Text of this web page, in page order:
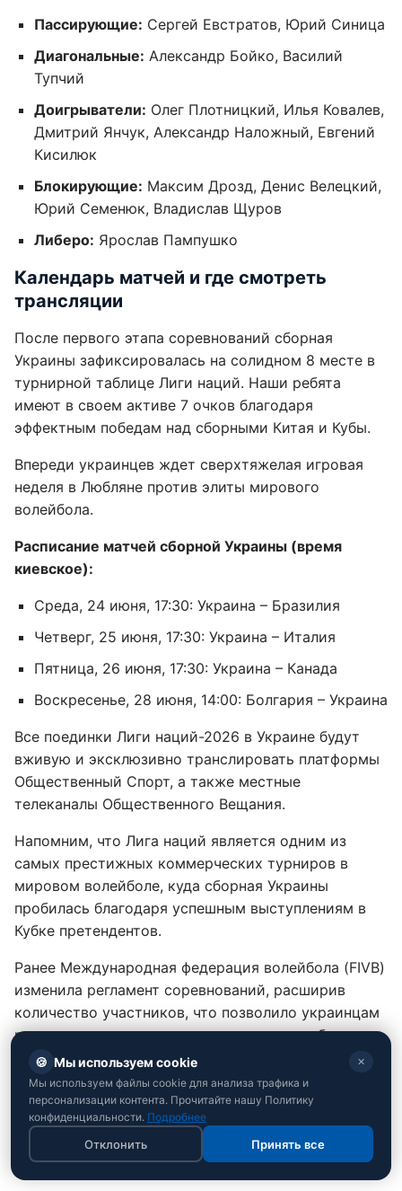
Пассирующие: Сергей Евстратов, Юрий Синица
Диагональные: Александр Бойко, Василий
Тупчий
Доигрыватели: Олег Плотницкий, Илья Ковалев,
Дмитрий Янчук, Александр Наложный, Евгений
Кисилюк
Блокирующие: Максим Дрозд, Денис Велецкий,
Юрий Семенюк, Владислав Щуров
Либеро: Ярослав Пампушко
Календарь матчей и где смотреть
трансляции
После первого этапа соревнований сборная
Украины зафиксировалась на солидном 8 месте в
турнирной таблице Лиги наций. Наши ребята
имеют в своем активе 7 очков благодаря
эффектным победам над сборными Китая и Кубы.
Впереди украинцев ждет сверхтяжелая игровая
неделя в Любляне против элиты мирового
волейбола.
Расписание матчей сборной Украины (время
киевское):
Среда, 24 июня, 17:30: Украина – Бразилия
Четверг, 25 июня, 17:30: Украина – Италия
Пятница, 26 июня, 17:30: Украина – Канада
Воскресенье, 28 июня, 14:00: Болгария – Украина
Все поединки Лиги наций-2026 в Украине будут
вживую и эксклюзивно транслировать платформы
Общественный Спорт, а также местные
телеканалы Общественного Вещания.
Напомним, что Лига наций является одним из
самых престижных коммерческих турниров в
мировом волейболе, куда сборная Украины
пробилась благодаря успешным выступлениям в
Кубке претендентов.
Ранее Международная федерация волейбола (FIVB)
изменила регламент соревнований, расширив
количество участников, что позволило украинцам
регулярно проводить матчи с топовыми сборными
планеты и завоевывать важные очки в мировой
рейтинг для отбора на Олимпийские игры.
Также узнайте, какзвездный украинский
волейболист поступил показательно с россиянами
🍪 Мы используем cookie ✕
Мы используем файлы cookie для анализа трафика и
персонализации контента. Прочитайте нашу Политику
конфиденциальности. Подробнее
Отклонить Принять все